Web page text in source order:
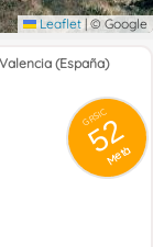
Leaflet |© Google
GRSIC
52
Metà
(España)